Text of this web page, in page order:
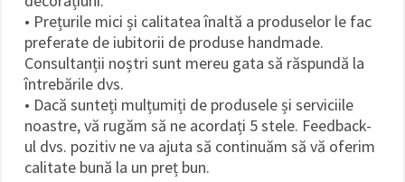
• Prețurile mici și calitatea înaltă a produselor le fac
preferate de iubitorii de produse handmade.
Consultanții noștri sunt mereu gata să răspundă la
întrebările dvs.
• Dacă sunteți mulțumiți de produsele și serviciile
noastre, vă rugăm să ne acordați 5 stele. Feedback-
ul dvs. pozitiv ne va ajuta să continuăm să vă oferim
calitate bună la un preț bun.